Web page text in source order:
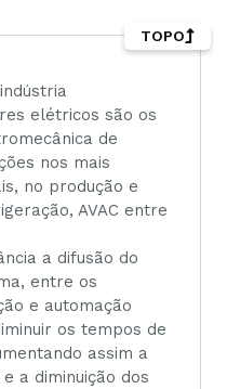
elétricos são os
de
nos mais
no produção e
AVAC entre
a difusão do
entre os
e automação
os tempos de
assim a
a diminuição dos
TOPO